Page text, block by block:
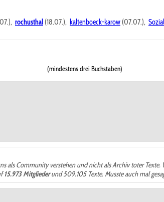
rochusthal (18.07.), kaltenboeck-karow (07.07.),
(mindestens drei Buchstaben)
als Community verstehen und nicht als Archiv toter
15.973 Mitgliederund 509.105 Texte. Musste auch mal